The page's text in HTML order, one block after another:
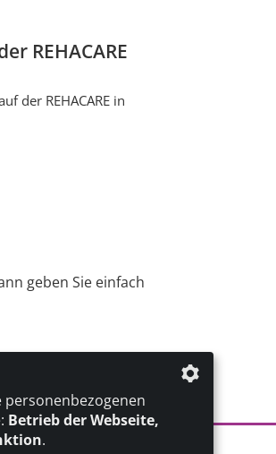
REHACARE
der REHACARE in
geben Sie einfach
Betrieb der Webseite,
.